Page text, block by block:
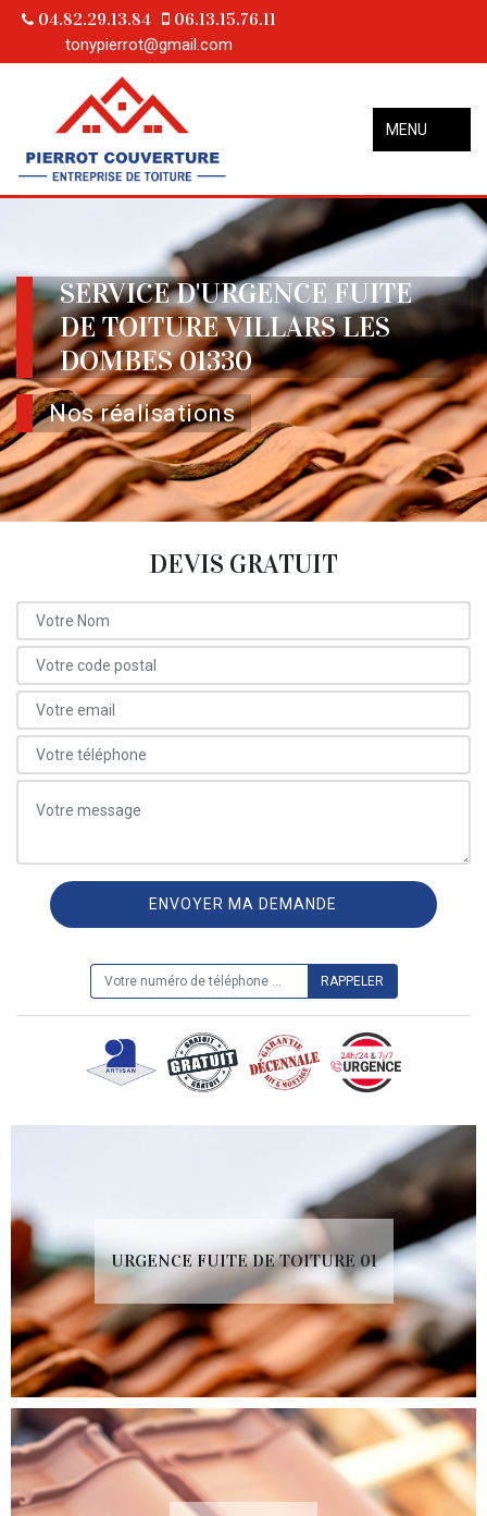
04.82.29.13.84 06.13.15.76.11
tonypierrot@gmail.com
MENU
SERVICE D'URGENCE FUITE
DE TOITURE VILLARS LES
DOMBES 01330
Nos réalisations
DEVIS GRATUIT
URGENCE FUITE DE TOITURE 01